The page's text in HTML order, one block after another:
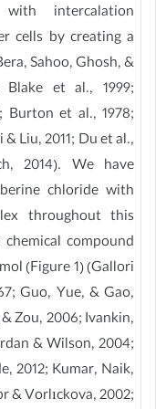
intercalation
cells by creating a
Sahoo, Ghosh, &
et al., 1999;
Burton et al., 1978;
Liu, 2011; Du et al.,
2014). We have
chloride with
throughout this
compound
(Figure 1) (Gallori
Guo, Yue, & Gao,
Zou, 2006; Ivankin,
& Wilson, 2004;
2012; Kumar, Naik,
& Vorlıckova, 2002;